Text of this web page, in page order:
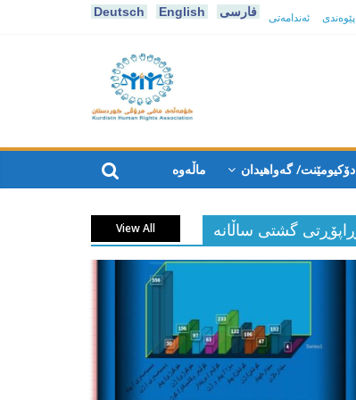
Deutsch English فارسی پێوەندی ئەندامەتی
كۆمه‌ڵه‌ی
مافی
مرۆڤی
کوردستان
دۆکیومێنت/ گەواهیدان ماڵەوە
ڕاپۆڕتی گشتی ساڵانه View All